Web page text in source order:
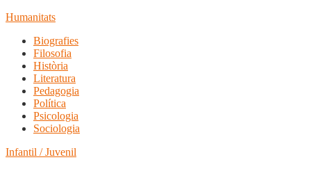
Humanitats
Biografies
Filosofia
Història
Literatura
Pedagogia
Política
Psicologia
Sociologia
Infantil / Juvenil